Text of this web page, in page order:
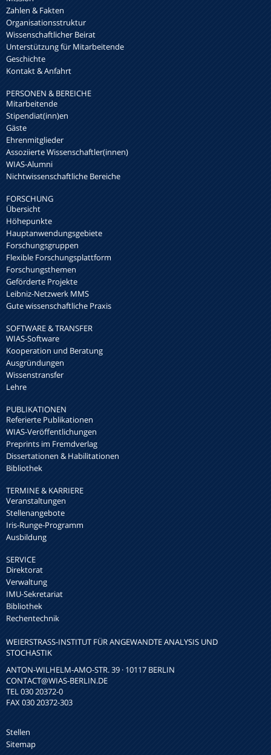
Zahlen & Fakten
Organisationsstruktur
Wissenschaftlicher Beirat
Unterstützung für Mitarbeitende
Geschichte
Kontakt & Anfahrt
PERSONEN & BEREICHE
Mitarbeitende
Stipendiat(inn)en
Gäste
Ehrenmitglieder
Assoziierte Wissenschaftler(innen)
WIAS-Alumni
Nichtwissenschaftliche Bereiche
FORSCHUNG
Übersicht
Höhepunkte
Hauptanwendungsgebiete
Forschungsgruppen
Flexible Forschungsplattform
Forschungsthemen
Geförderte Projekte
Leibniz-Netzwerk MMS
Gute wissenschaftliche Praxis
SOFTWARE & TRANSFER
WIAS-Software
Kooperation und Beratung
Ausgründungen
Wissenstransfer
Lehre
PUBLIKATIONEN
Referierte Publikationen
WIAS-Veröffentlichungen
Preprints im Fremdverlag
Dissertationen & Habilitationen
Bibliothek
TERMINE & KARRIERE
Veranstaltungen
Stellenangebote
Iris-Runge-Programm
Ausbildung
SERVICE
Direktorat
Verwaltung
IMU-Sekretariat
Bibliothek
Rechentechnik
WEIERSTRASS-INSTITUT FÜR ANGEWANDTE ANALYSIS UND S
TOCHASTIK
ANTON-WILHELM-AMO-STR. 39 · 10117 BERLIN
CONTACT@WIAS-BERLIN.DE
TEL 030 20372-0
FAX 030 20372-303
Stellen
Sitemap